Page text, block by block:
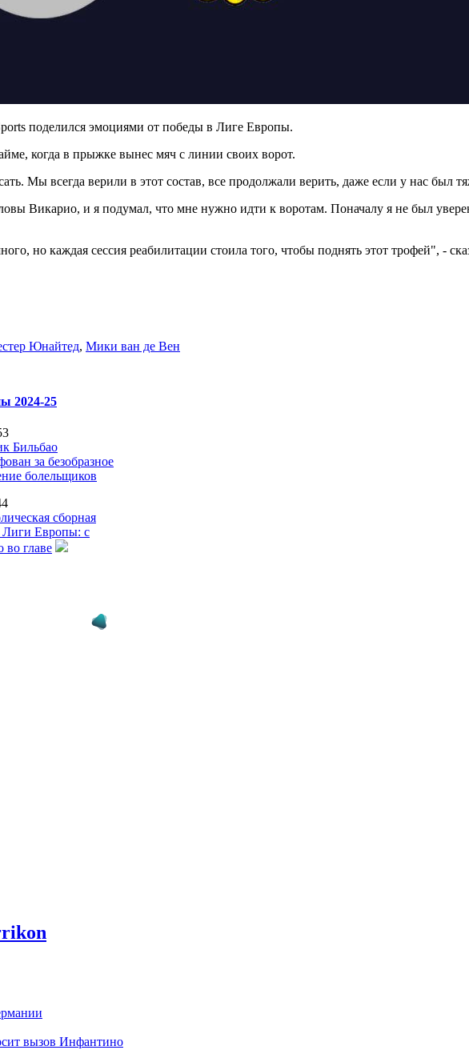
поделился эмоциями от победы в Лиге Европы.
когда в прыжке вынес мяч с линии своих ворот.
Мы всегда верили в этот состав, все продолжали верить, даже если у нас был
Викарио, и я подумал, что мне нужно идти к воротам. Поначалу я не был
но каждая сессия реабилитации стоила того, чтобы поднять этот трофей", -
Юнайтед, Мики ван де Вен
2024-25
Бильбао
за безобразное
болельщиков
сборная
Лиги Европы: с
во главе
вызов Инфантино